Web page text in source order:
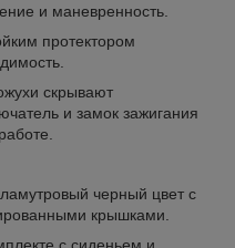
и маневренность.
протектором
скрывают
и замок зажигания
черный цвет с
крышками.
с сиденьем и